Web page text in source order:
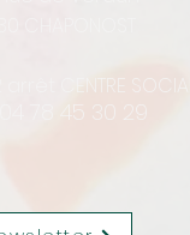
78 45 30 29